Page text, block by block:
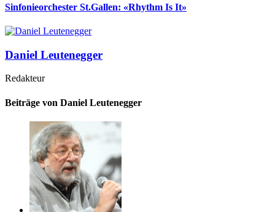
Sinfonieorchester St.Gallen: «Rhythm Is It»
Daniel Leutenegger
Redakteur
Beiträge von Daniel Leutenegger